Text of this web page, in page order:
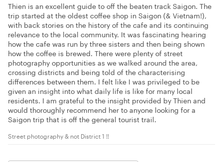
Thien is an excellent guide to off the beaten track Saigon. The
trip started at the oldest coffee shop in Saigon (& Vietnam!),
with back stories on the history of the cafe and its continuing
relevance to the local community. It was fascinating hearing
how the cafe was run by three sisters and then being shown
how the coffee is brewed. There were plenty of street
photography opportunities as we walked around the area,
crossing districts and being told of the characterising
differences between them. I felt like I was privileged to be
given an insight into what daily life is like for many local
residents. I am grateful to the insight provided by Thien and
would thoroughly recommend her to anyone looking for a
Saigon trip that is off the general tourist trail.
Street photography & not District 1 !!